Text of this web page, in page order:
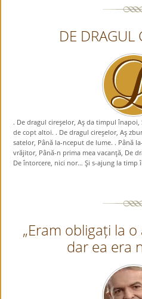
DE DRAGUL
. De dragul cireşelor, Aş da timpul
de copt altoi. . De dragul cireşelor, Aş
satelor, Până la-nceput de lume. . Până
vrăjitor, Până-n prima mea vacanţă, De
De întorcere, nici nor… Şi s-ajung la timp
„Eram obligați la
dar ea era